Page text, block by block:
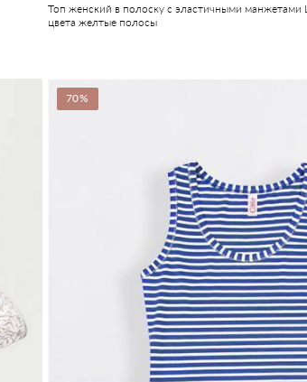
Топ женский в полоску с эластичными манжетами
цвета желтые полосы
70%